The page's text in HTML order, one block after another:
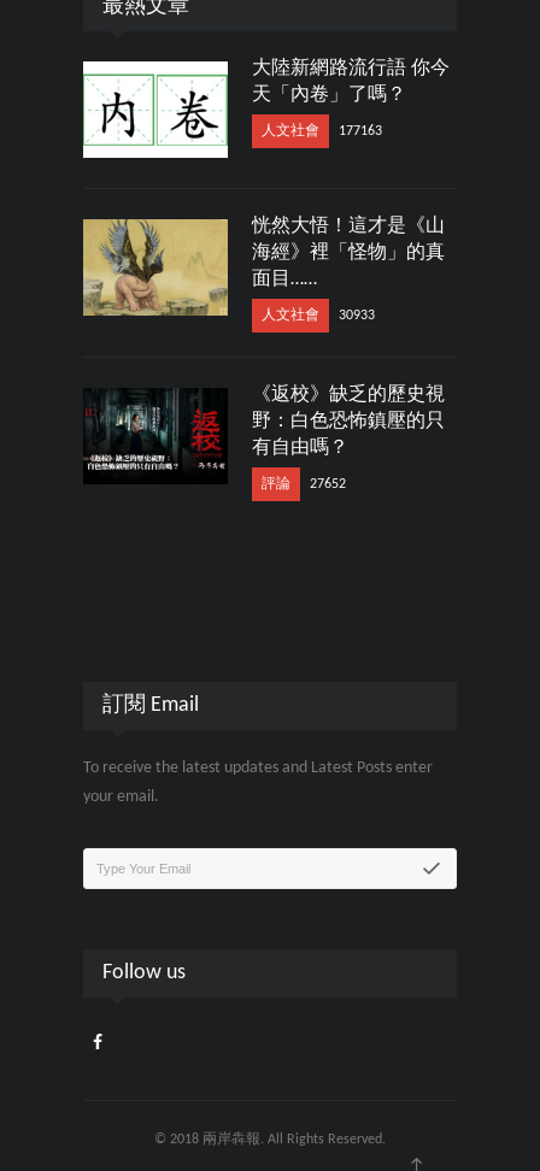
最熱文章
大陸新網路流行語 你今
天「內卷」了嗎？
人文社會 177163
恍然大悟！這才是《山
海經》裡「怪物」的真
面目……
人文社會 30933
《返校》缺乏的歷史視
野：白色恐怖鎮壓的只
有自由嗎？
評論 27652
訂閱 Email
To receive the latest updates and Latest Posts enter
your email.
Follow us
© 2018 兩岸犇報. All Rights Reserved.